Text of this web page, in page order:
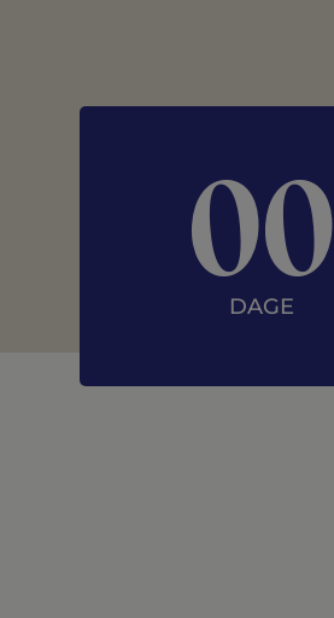
00
DAGE